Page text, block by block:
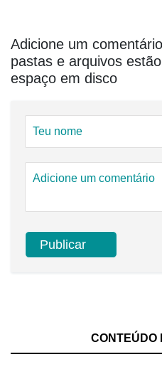
Adicione um
pastas e arquivos
espaço em disco
CONTEÚDO